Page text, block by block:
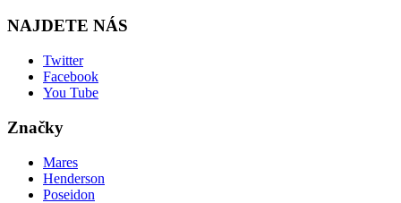
NAJDETE NÁS
Twitter
Facebook
You Tube
Značky
Mares
Henderson
Poseidon